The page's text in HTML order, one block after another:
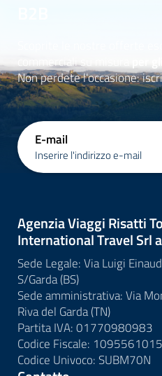
Scoprite le nostre offerte
commerciali su misura
per
Non perdete l'occasione:
E-mail
Inserire l'indirizzo e-mail
Agenzia Viaggi Risatti
International Travel Srl
Sede Legale: Via Luigi
S/Garda (BS)
Sede amministrativa: Via
Riva del Garda (TN)
Partita IVA: 01770980983
Codice Fiscale:
Codice Univoco: SUBM70N